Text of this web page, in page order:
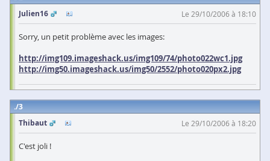
Julien16
Le 29/10/2006 à 18:10
Sorry, un petit problème avec les images:
http://img109.imageshack.us/img109/74/photo022wc1.jpg
http://img50.imageshack.us/img50/2552/photo020px2.jpg
3
Thibaut
Le 29/10/2006 à 18:20
C'est joli !